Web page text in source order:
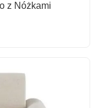
z Nóżkami